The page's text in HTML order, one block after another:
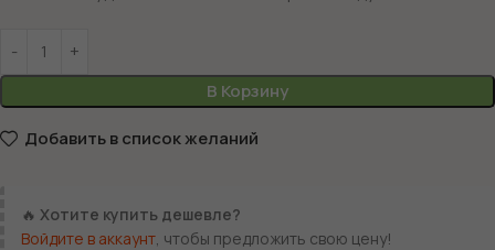
В Корзину
Добавить в список желаний
🔥 Хотите купить дешевле?
Войдите в аккаунт , чтобы предложить свою цену!